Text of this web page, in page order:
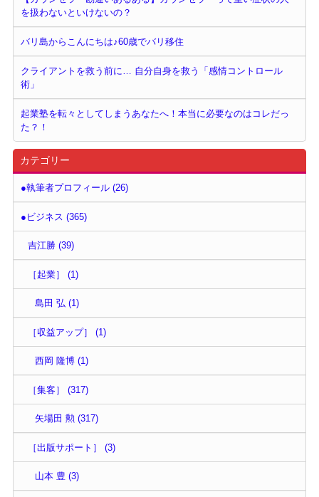
を扱わないといけないの？
バリ島からこんにちは♪60歳でバリ移住
クライアントを救う前に… 自分自身を救う「感情コントロール
術」
起業塾を転々としてしまうあなたへ！本当に必要なのはコレだっ
た？！
カテゴリー
●執筆者プロフィール (26)
●ビジネス (365)
吉江勝 (39)
［起業］ (1)
島田 弘 (1)
［収益アップ］ (1)
西岡 隆博 (1)
［集客］ (317)
矢場田 勲 (317)
［出版サポート］ (3)
山本 豊 (3)